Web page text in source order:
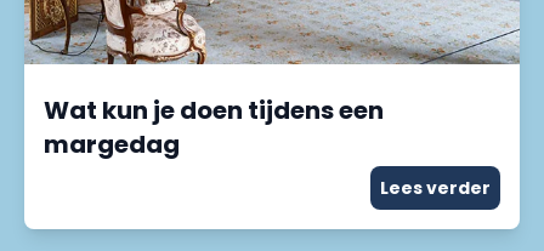
Wat kun je doen tijdens een
margedag
Lees verder